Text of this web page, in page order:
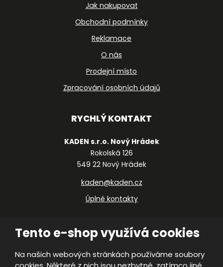
Tento e-shop využívá cookies
Na našich webových stránkách používáme soubory
Jak nakupovat
Obchodní podmínky
Reklamace
O nás
Prodejní místo
Zpracování osobních údajů
RYCHLÝ KONTAKT
KADEN s.r.o. Nový Hrádek
Rokolská 126
549 22 Nový Hrádek
kaden@kaden.cz
Úplné kontakty